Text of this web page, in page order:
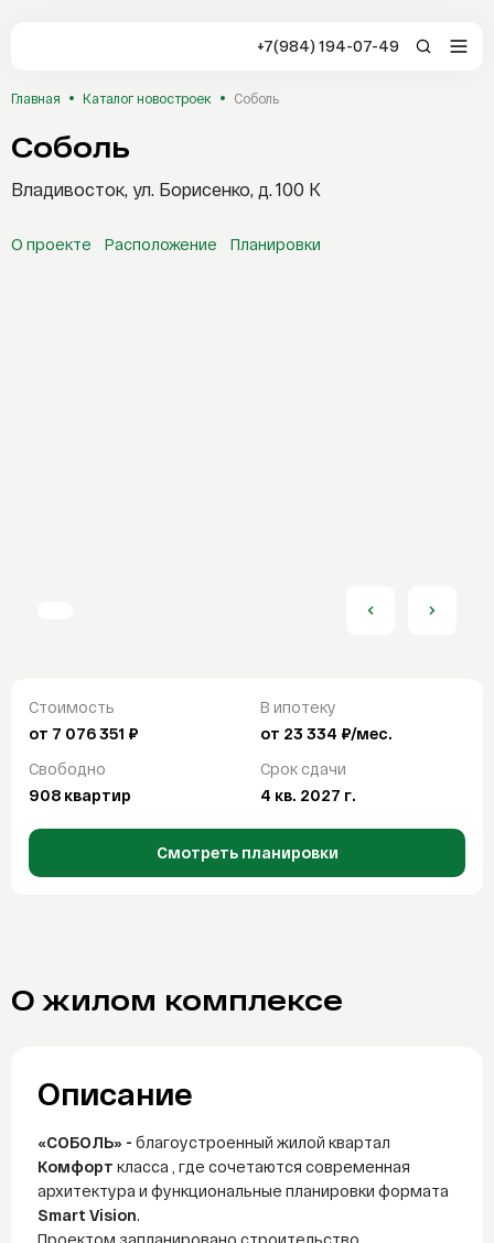
+7(984) 194-
Заказать звонок
Семейная ипотека
IT-ипотека
О компании
О компании
Студия 1-комнатная
2-комнатная
White box
СБРОСИТЬ ВСЕ ФИЛЬТРЫ
+7(984) 194-07-49
Главная Каталог новостроек Соболь
Соболь
Владивосток, ул. Борисенко, д. 100 К
О проекте Расположение Планировки
Стоимость
от 7 076 351 ₽
В ипотеку
от 23 334 ₽/мес.
Свободно
908 квартир
Срок сдачи
4 кв. 2027 г.
Смотреть планировки
О жилом комплексе
Описание
«СОБОЛЬ» - благоустроенный жилой квартал
Комфорт класса , где сочетаются современная
архитектура и функциональные планировки формата
Smart Vision.
Проектом запланировано строительство